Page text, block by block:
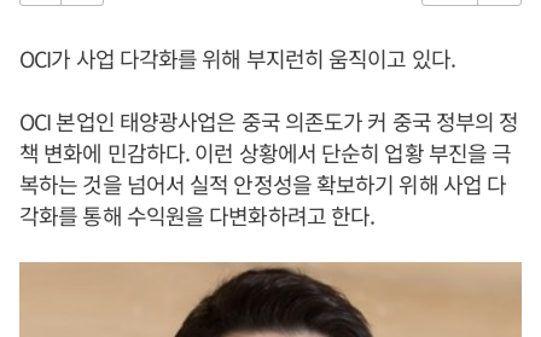
OCI가 사업 다각화를 위해 부지런히 움직이고 있다.
OCI 본업인 태양광사업은 중국 의존도가 커 중국 정부의 정
책 변화에 민감하다. 이런 상황에서 단순히 업황 부진을 극
복하는 것을 넘어서 실적 안정성을 확보하기 위해 사업 다
각화를 통해 수익원을 다변화하려고 한다.